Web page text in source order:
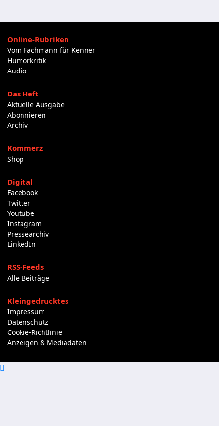
Online-Rubriken
Vom Fachmann für Kenner
Humorkritik
Audio
Das Heft
Aktuelle Ausgabe
Abonnieren
Archiv
Kommerz
Shop
Digital
Facebook
Twitter
Youtube
Instagram
Pressearchiv
LinkedIn
RSS-Feeds
Alle Beiträge
Kleingedrucktes
Impressum
Datenschutz
Cookie-Richtlinie
Anzeigen & Mediadaten